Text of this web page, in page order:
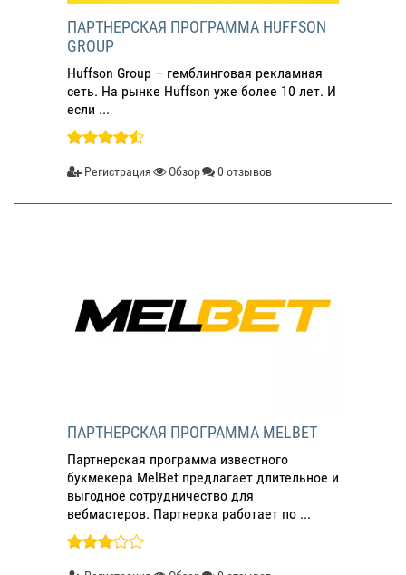
ПАРТНЕРСКАЯ ПРОГРАММА HUFFSON
GROUP
Huffson Group – гемблинговая рекламная
сеть. На рынке Huffson уже более 10 лет. И
если ...
Регистрация Обзор 0 отзывов
ПАРТНЕРСКАЯ ПРОГРАММА MELBET
Партнерская программа известного
букмекера MelBet предлагает длительное и
выгодное сотрудничество для
вебмастеров. Партнерка работает по ...